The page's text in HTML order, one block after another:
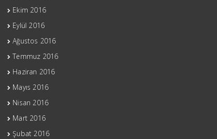
Ekim 2016
Eylül 2016
Ağustos 2016
Temmuz 2016
Haziran 2016
Mayıs 2016
Nisan 2016
Mart 2016
Şubat 2016